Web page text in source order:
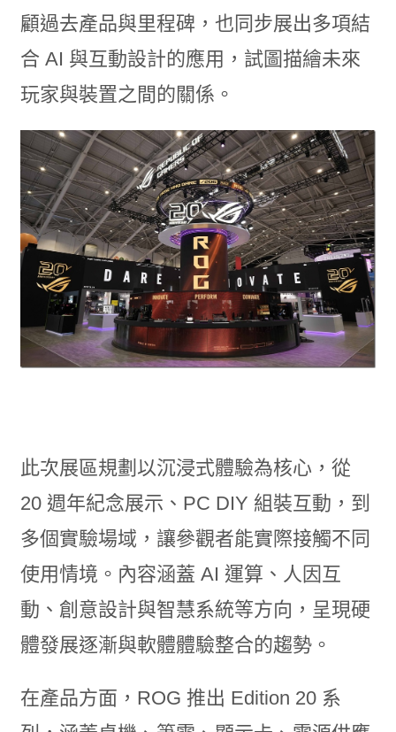
顧過去產品與里程碑，也同步展出多項結
合 AI 與互動設計的應用，試圖描繪未來
玩家與裝置之間的關係。
此次展區規劃以沉浸式體驗為核心，從
20 週年紀念展示、PC DIY 組裝互動，到
多個實驗場域，讓參觀者能實際接觸不同
使用情境。內容涵蓋 AI 運算、人因互
動、創意設計與智慧系統等方向，呈現硬
體發展逐漸與軟體體驗整合的趨勢。
在產品方面，ROG 推出 Edition 20 系